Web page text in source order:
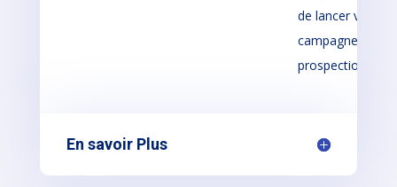
de lancer vos
campagnes de
prospection
En savoir Plus